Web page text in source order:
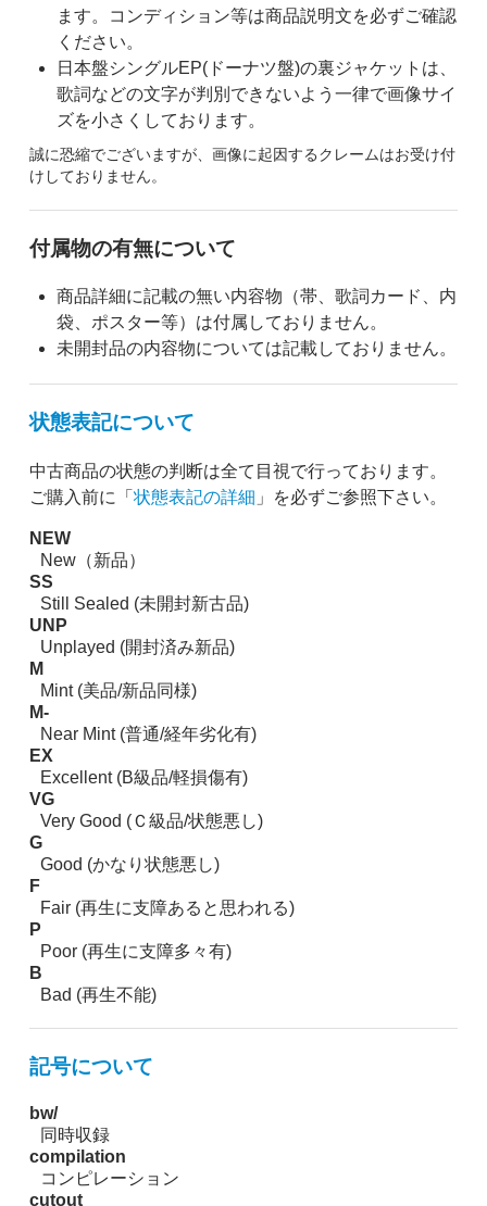
ます。コンディション等は商品説明文を必ずご確認
ください。
日本盤シングルEP(ドーナツ盤)の裏ジャケットは、
歌詞などの文字が判別できないよう一律で画像サイ
ズを小さくしております。
誠に恐縮でございますが、画像に起因するクレームはお受け付
けしておりません。
付属物の有無について
商品詳細に記載の無い内容物（帯、歌詞カード、内
袋、ポスター等）は付属しておりません。
未開封品の内容物については記載しておりません。
状態表記について
中古商品の状態の判断は全て目視で行っております。
ご購入前に「 状態表記の詳細 」を必ずご参照下さい。
NEW
New（新品）
SS
Still Sealed (未開封新古品)
UNP
Unplayed (開封済み新品)
M
Mint (美品/新品同様)
M-
Near Mint (普通/経年劣化有)
EX
Excellent (B級品/軽損傷有)
VG
Very Good (Ｃ級品/状態悪し)
G
Good (かなり状態悪し)
F
Fair (再生に支障あると思われる)
P
Poor (再生に支障多々有)
B
Bad (再生不能)
記号について
bw/
同時収録
compilation
コンピレーション
cutout